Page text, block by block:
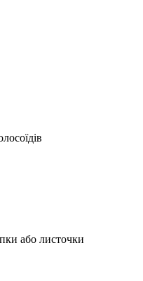
або листочки